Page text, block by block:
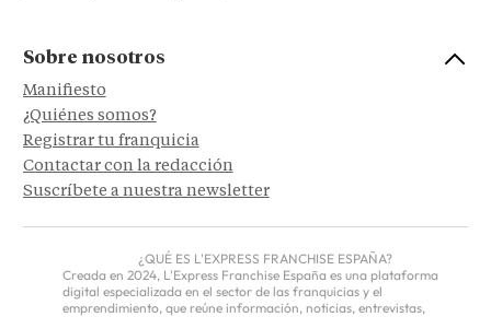
Sobre nosotros
Manifiesto
¿Quiénes somos?
Registrar tu franquicia
Contactar con la redacción
Suscríbete a nuestra newsletter
¿QUÉ ES L'EXPRESS FRANCHISE ESPAÑA?
Creada en 2024, L'Express Franchise España es una plataforma
digital especializada en el sector de las franquicias y el
emprendimiento, que reúne información, noticias, entrevistas,